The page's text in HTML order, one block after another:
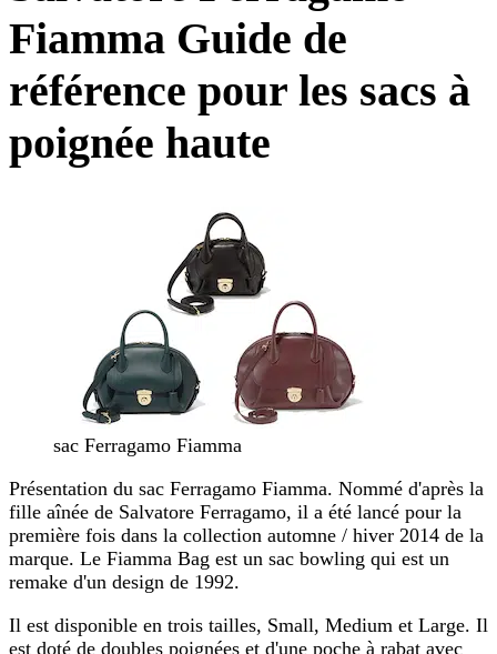
Fiamma Guide de
référence pour les sacs à
poignée haute
sac Ferragamo Fiamma
Présentation du sac Ferragamo Fiamma. Nommé d'après la
fille aînée de Salvatore Ferragamo, il a été lancé pour la
première fois dans la collection automne / hiver 2014 de la
marque. Le Fiamma Bag est un sac bowling qui est un
remake d'un design de 1992.
Il est disponible en trois tailles, Small, Medium et Large. Il
est doté de doubles poignées et d'une poche à rabat avec